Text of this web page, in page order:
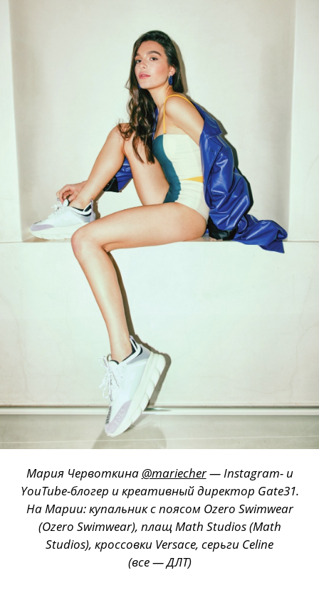
Мария Червоткина @mariecher— Instagram- и
YouTube-блогер и креативный директор Gate31.
На Марии: купальник с поясом Ozero Swimwear
(Ozero Swimwear), плащ Math Studios (Math
Studios), кроссовки Versace, серьги Celine
(все — ДЛТ)